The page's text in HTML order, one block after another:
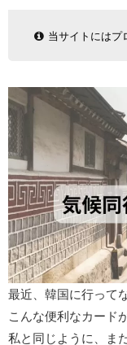
当サイトにはプ
最近、韓国に行って
こんな便利なカード
私と同じように、ま